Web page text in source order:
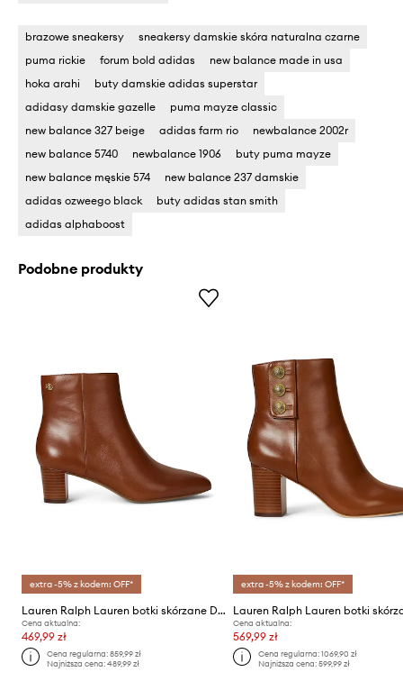
brazowe sneakersy
sneakersy damskie skóra naturalna czarne
puma rickie
forum bold adidas
new balance made in usa
hoka arahi
buty damskie adidas superstar
adidasy damskie gazelle
puma mayze classic
new balance 327 beige
adidas farm rio
newbalance 2002r
new balance 5740
newbalance 1906
buty puma mayze
new balance męskie 574
new balance 237 damskie
adidas ozweego black
buty adidas stan smith
adidas alphaboost
Podobne produkty
extra -5% z kodem: OFF*
Lauren Ralph Lauren botki skórzane Demi
Cena aktualna:
469,99 zł
Cena regularna:859,99 zł
Najniższa cena:489,99 zł
extra -5% z kodem: OFF*
Cena aktualna:
569,99 zł
Cena regularna: 1069,90 zł
Najniższa cena: 599,99 zł